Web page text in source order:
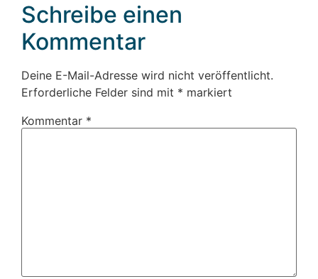
Schreibe einen
Kommentar
Deine E-Mail-Adresse wird nicht veröffentlicht.
Erforderliche Felder sind mit * markiert
Kommentar *